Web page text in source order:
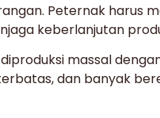
Peternak harus
keberlanjutan
massal
dan banyak